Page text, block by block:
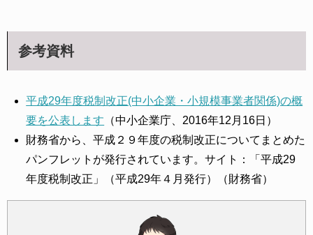
参考資料
平成29年度税制改正(中小企業・小規模事業者関係)の概
要を公表します （中小企業庁、2016年12月16日）
財務省から、平成２９年度の税制改正についてまとめた
パンフレットが発行されています。サイト：「平成29
年度税制改正」（平成29年４月発行）（財務省）